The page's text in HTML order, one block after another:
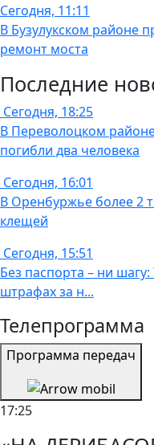
Сегодня, 11:11
В Бузулукском районе
ремонт моста
Последние
Сегодня, 18:25
В Переволоцком
погибли два человека
Сегодня, 16:01
В Оренбуржье более 2
клещей
Сегодня, 15:51
Без паспорта – ни
штрафах за н...
Телепрограмма
Программа передач
17:25